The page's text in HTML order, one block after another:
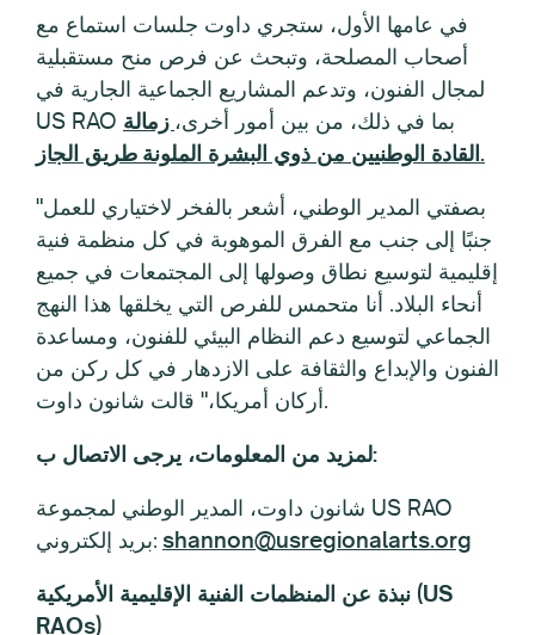
في عامها الأول، ستجري داوت جلسات استماع مع
أصحاب المصلحة، وتبحث عن فرص منح مستقبلية
لمجال الفنون، وتدعم المشاريع الجماعية الجارية في
US RAO بما في ذلك، من بين أمور أخرى، زمالة
القادة الوطنيين من ذوي البشرة الملونةطريق الجاز.
"بصفتي المدير الوطني، أشعر بالفخر لاختياري للعمل
جنبًا إلى جنب مع الفرق الموهوبة في كل منظمة فنية
إقليمية لتوسيع نطاق وصولها إلى المجتمعات في جميع
أنحاء البلاد. أنا متحمس للفرص التي يخلقها هذا النهج
الجماعي لتوسيع دعم النظام البيئي للفنون، ومساعدة
الفنون والإبداع والثقافة على الازدهار في كل ركن من
أركان أمريكا،" قالت شانون داوت.
لمزيد من المعلومات، يرجى الاتصال ب:
شانون داوت، المدير الوطني لمجموعة US RAO
بريد إلكتروني: shannon@usregionalarts.org
نبذة عن المنظمات الفنية الإقليمية الأمريكية (US
RAOs)